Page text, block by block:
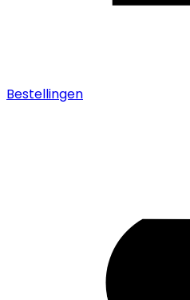
Bestellingen